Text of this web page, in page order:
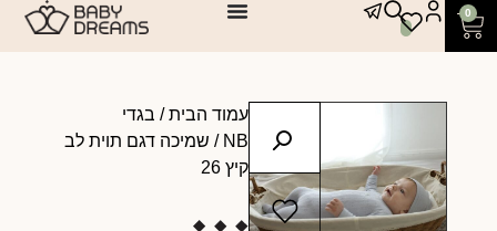
0
עמוד הבית/ בגדי
NB / שמיכה דגם תוית לב
קיץ 26